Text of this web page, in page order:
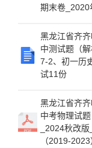
期末卷_2020
黑龙江省齐
中测试题（
7-2、初一历
试11份
黑龙江省齐
中考物理试
_2024秋改
（2019-